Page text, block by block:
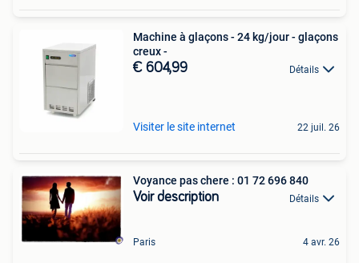
Machine à glaçons - 24 kg/jour - glaçons
creux -
€ 604,99 Détails
Visiter le site internet 22 juil. 26
Voyance pas chere : 01 72 696 840
Voir description Détails
Paris 4 avr. 26